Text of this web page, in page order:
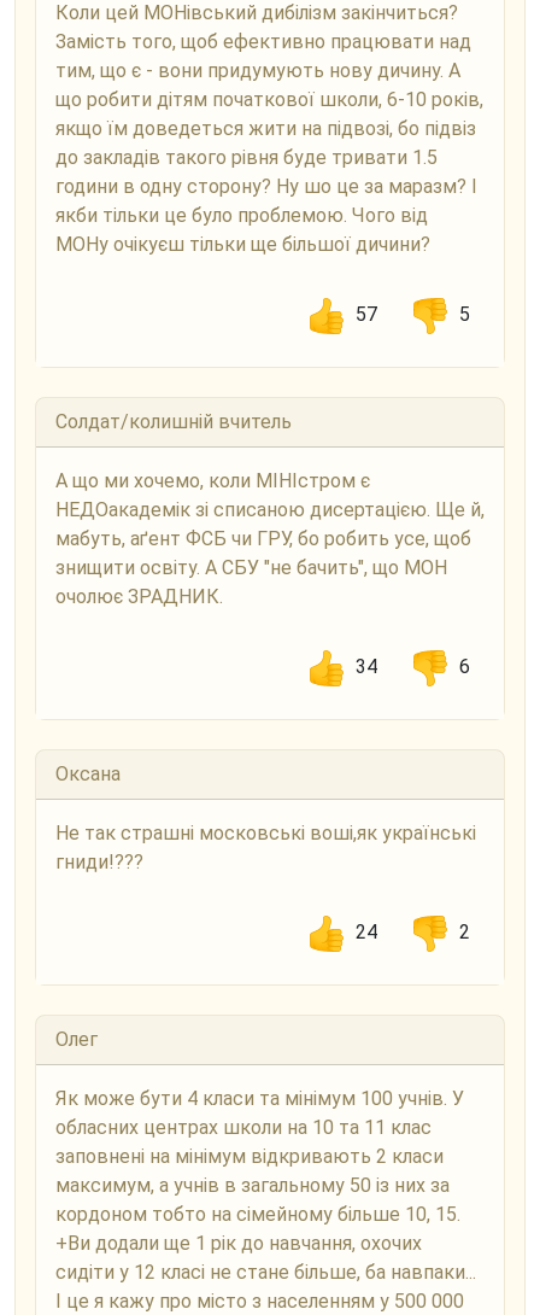
Коли цей МОНівський дибілізм закінчиться?
Замість того, щоб ефективно працювати над
тим, що є - вони придумують нову дичину. А
що робити дітям початкової школи, 6-10 років,
якщо їм доведеться жити на підвозі, бо підвіз
до закладів такого рівня буде тривати 1.5
години в одну сторону? Ну шо це за маразм? І
якби тільки це було проблемою. Чого від
МОНу очікуєш тільки ще більшої дичини?
57 5
Солдат/колишній вчитель
А що ми хочемо, коли МІНІстром є
НЕДОакадемік зі списаною дисертацією. Ще й,
мабуть, аґент ФСБ чи ГРУ, бо робить усе, щоб
знищити освіту. А СБУ "не бачить", що МОН
очолює ЗРАДНИК.
34 6
Оксана
Не так страшні московські воші,як українські
гниди!???
24 2
Олег
Як може бути 4 класи та мінімум 100 учнів. У
обласних центрах школи на 10 та 11 клас
заповнені на мінімум відкривають 2 класи
максимум, а учнів в загальному 50 із них за
кордоном тобто на сімейному більше 10, 15.
+Ви додали ще 1 рік до навчання, охочих
сидіти у 12 класі не стане більше, ба навпаки...
І це я кажу про місто з населенням у 500 000